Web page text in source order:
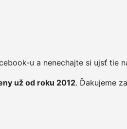
u a nenechajte si ujsť tie
už od roku 2012. Ďakujeme